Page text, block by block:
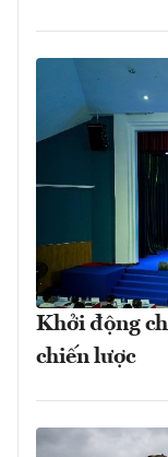
Khởi động
chiến lược